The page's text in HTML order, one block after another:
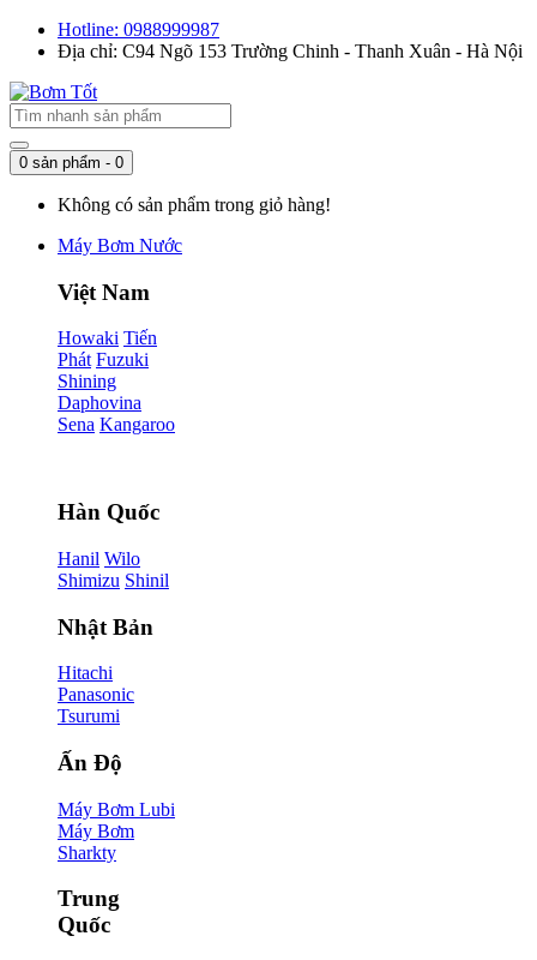
Hotline: 0988999987
Địa chỉ: C94 Ngõ 153 Trường Chinh - Thanh Xuân - Hà Nội
0 sản phẩm - 0
Không có sản phẩm trong giỏ hàng!
Máy Bơm Nước
Việt Nam
Howaki Tiến
Phát Fuzuki
Shining
Daphovina
Sena Kangaroo
Hàn Quốc
Hanil Wilo
Shimizu Shinil
Nhật Bản
Hitachi
Panasonic
Tsurumi
Ấn Độ
Máy Bơm Lubi
Máy Bơm
Sharkty
Trung
Quốc